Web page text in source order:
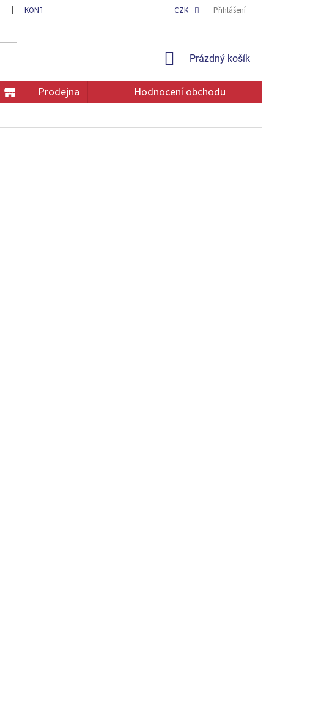
KONTAKT OCHRANA OSOBNÍCH ÚDAJŮCZK Přihlášení
NÁKUPNÍ
Prázdný košík
Prodejna Hodnocení obchodu